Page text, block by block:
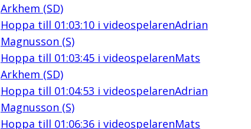
Arkhem (SD)
Hoppa till 01:03:10i videospelarenAdrian
Magnusson (S)
Hoppa till 01:03:45i videospelarenMats
Arkhem (SD)
Hoppa till 01:04:53 i videospelarenAdrian
Magnusson (S)
Hoppa till 01:06:36i videospelarenMats